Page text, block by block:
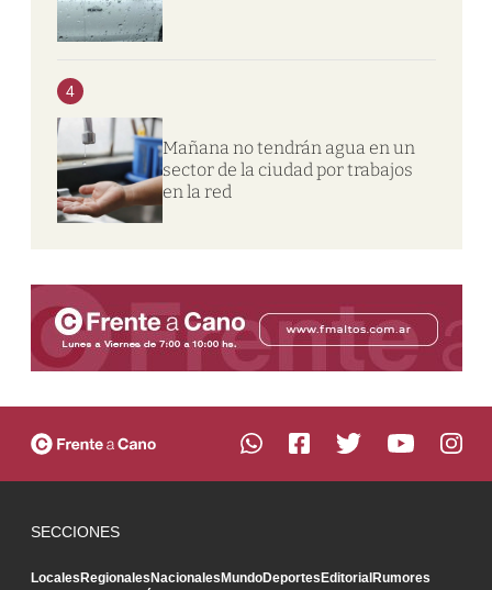
4
Mañana no tendrán agua en un
sector de la ciudad por trabajos
en la red
SECCIONES
LocalesRegionalesNacionalesMundoDeportesEditorialRumores